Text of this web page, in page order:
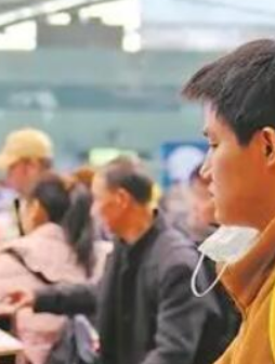
西推出港澳遊客門票五折優
消費與出海服務雙輪驅動
察城市發展新舊面